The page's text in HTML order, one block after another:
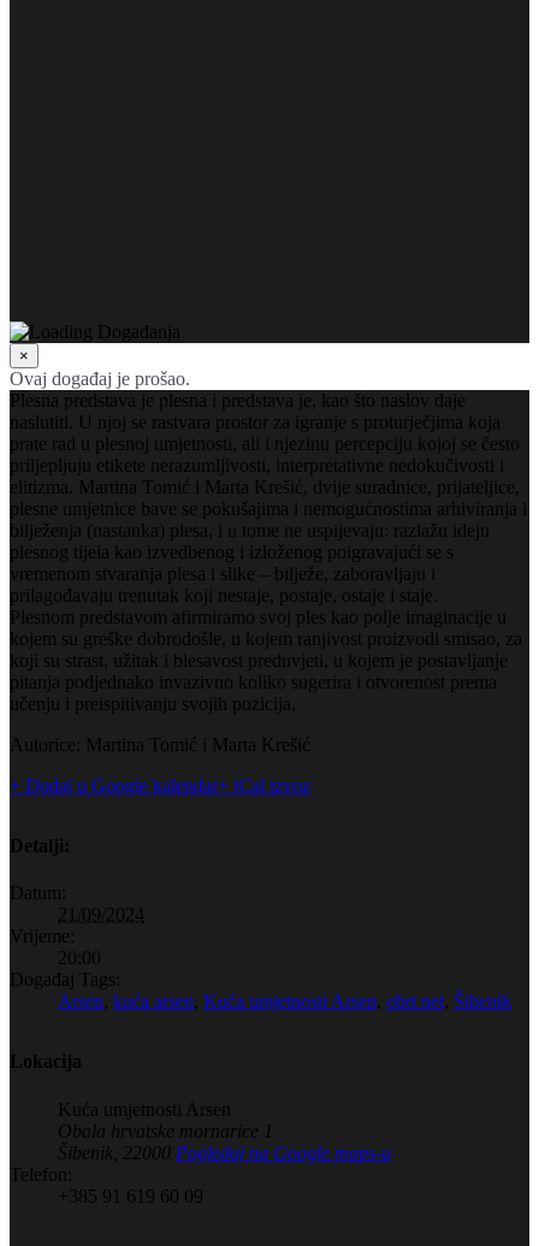
×
Ovaj događaj je prošao.
Plesna predstava je plesna i predstava je, kao što naslov daje
naslutiti. U njoj se rastvara prostor za igranje s proturječjima koja
prate rad u plesnoj umjetnosti, ali i njezinu percepciju kojoj se često
priljepljuju etikete nerazumljivosti, interpretativne nedokučivosti i
elitizma. Martina Tomić i Marta Krešić, dvije suradnice, prijateljice,
plesne umjetnice bave se pokušajima i nemogućnostima arhiviranja i
bilježenja (nastanka) plesa, i u tome ne uspijevaju: razlažu ideju
plesnog tijela kao izvedbenog i izloženog poigravajući se s
vremenom stvaranja plesa i slike – bilježe, zaboravljaju i
prilagođavaju trenutak koji nestaje, postaje, ostaje i staje.
Plesnom predstavom afirmiramo svoj ples kao polje imaginacije u
kojem su greške dobrodošle, u kojem ranjivost proizvodi smisao, za
koji su strast, užitak i blesavost preduvjeti, u kojem je postavljanje
pitanja podjednako invazivno koliko sugerira i otvorenost prema
učenju i preispitivanju svojih pozicija.
Autorice: Martina Tomić i Marta Krešić
+ Dodaj u Google kalendar+ iCal izvoz
Detalji:
Datum:
21/09/2024
Vrijeme:
20:00
Događaj Tags:
Arsen, kuća arsen, Kuća umjetnosti Arsen, obrt net, Šibenik
Lokacija
Kuća umjetnosti Arsen
Obala hrvatske mornarice 1
Šibenik
22000 Pogledaj na Google maps-u
Telefon:
+385 91 619 60 09